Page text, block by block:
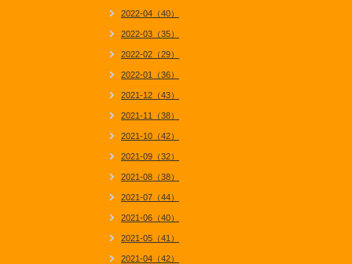
2022-04（40）
2022-03（35）
2022-02（29）
2022-01（36）
2021-12（43）
2021-11（38）
2021-10（42）
2021-09（32）
2021-08（38）
2021-07（44）
2021-06（40）
2021-05（41）
2021-04（42）